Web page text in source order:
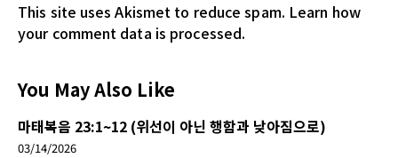
This site uses Akismet to reduce spam. Learn how
your comment data is processed.
You May Also Like
마태복음 23:1~12 (위선이 아닌 행함과 낮아짐으로)
03/14/2026